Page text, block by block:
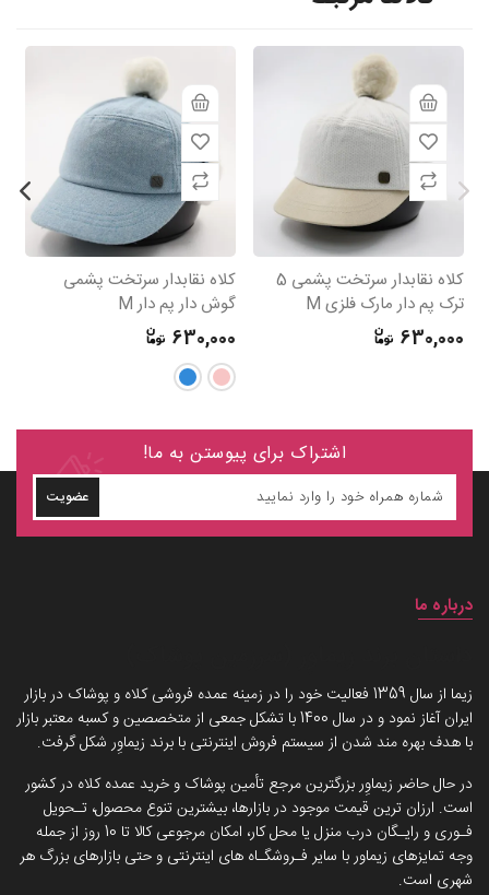
کلاه نقابدار سرتخت پشمی 5
ترک پم دار مارک فلزی M
630,000
کلاه نقابدار سرتخت پشمی
گوش دار پم دار M
630,000
اشتراک برای پیوستن به ما!
عضویت
درباره ما
زیما از سال 1359 فعالیت خود را در زمینه عمده فروشی کلاه و پوشاک در بازار
ایران آغاز نمود و در سال 1400 با تشکل جمعی از متخصصین و کسبه معتبر بازار
با هدف بهره مند شدن از سیستم فروش اینترنتی با برند زیماوِر شکل گرفت.
در حال حاضر زیماوِر بزرگترین مرجع تأمین پوشاک و خرید عمده کلاه در کشور
است. ارزان ترین قیمت موجود در بازارها، بیشترین تنوع محصول، تـحویل
فـوری و رایـگان درب منزل یا محل کار، امکان مرجوعی کالا تا 10 روز از جمله
وجه تمایزهای زیماور با سایر فـروشگـاه های اینترنتی و حتی بازارهای بزرگ هر
شهری است.